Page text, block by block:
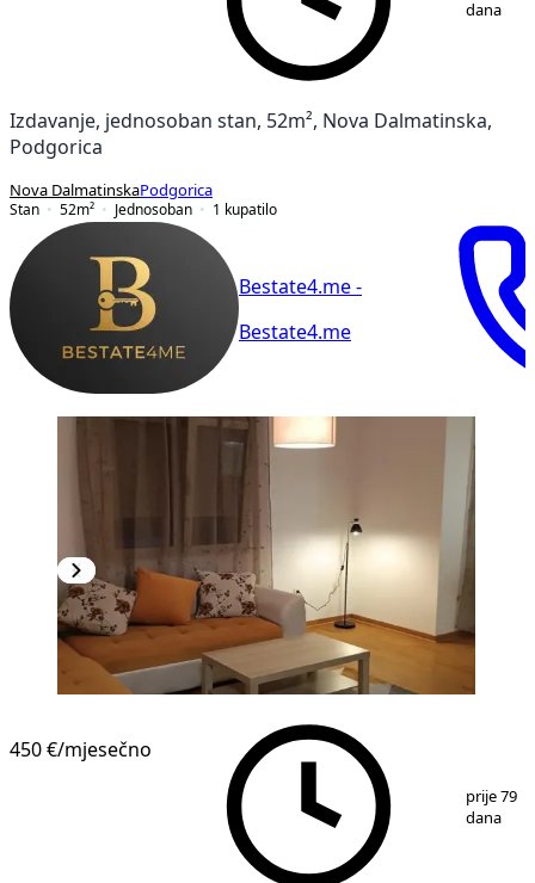
dana
Izdavanje, jednosoban stan, 52m², Nova Dalmatinska,
Podgorica
Nova DalmatinskaPodgorica
Stan
52m² Jednosoban 1 kupatilo
Bestate4.me -
Bestate4.me
450 €/mjesečno
prije 79
dana